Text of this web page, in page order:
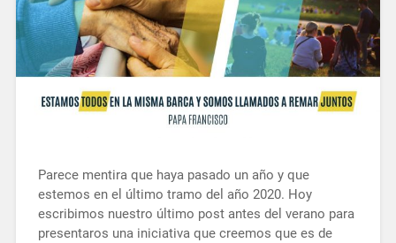
Parece mentira que haya pasado un año y que
estemos en el último tramo del año 2020. Hoy
escribimos nuestro último post antes del verano para
presentaros una iniciativa que creemos que es de